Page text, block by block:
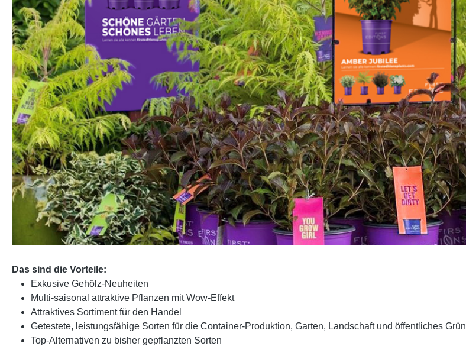
Das sind die Vorteile:
Exkusive Gehölz-Neuheiten
Multi-saisonal attraktive Pflanzen mit Wow-Effekt
Attraktives Sortiment für den Handel
Getestete, leistungsfähige Sorten für die Container-Produktion, Garten, Landschaft und öffentliches Grün
Top-Alternativen zu bisher gepflanzten Sorten